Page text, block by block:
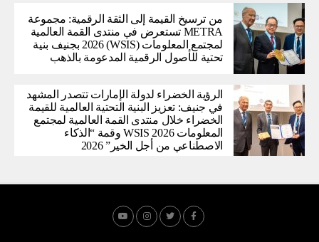
من ترسيخ القيمة إلى الثقة الرقمية: مجموعة
METRA تستعرض في منتدى القمة العالمية
لمجتمع المعلومات (WSIS) 2026 بجنيف بنية
تحتية للأصول الرقمية المدعومة بالذهب
الرؤية الخضراء لدولة الإمارات تتصدر المشهد
في جنيف: تعزيز البنية التحتية العالمية للقيمة
الخضراء خلال منتدى القمة العالمية لمجتمع
المعلومات WSIS 2026 وقمة “الذكاء
الاصطناعي من أجل الخير” 2026